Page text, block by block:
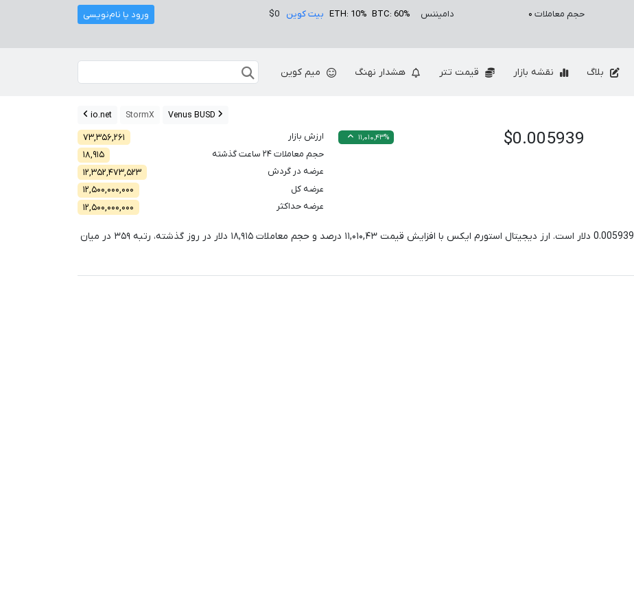
حجم معاملات ۰ دامیننس BTC: 60%
ETH: 10% بیت کوین $0 ورود یا نام‌نویسی
بلاگ نقشه بازار قیمت تتر هشدار نهنگ میم کوین
StormX
io.net
$0.005939 ۱۱,۰۱۰,۴۳% ارزش بازار
۷۳,۳۵۶,۲۶۱
حجم معاملات ۲۴ ساعت گذشته
۱۸,۹۱۵
عرضه در گردش
۱۲,۳۵۲,۴۷۳,۵۲۳
عرضه کل
۱۲,۵۰۰,۰۰۰,۰۰۰
عرضه حداکثر
۱۲,۵۰۰,۰۰۰,۰۰۰
0.005939 دلار است. ارز دیجیتال استورم ایکس با افزایش قیمت۱۱,۰۱۰,۴۳ درصد و حجم معاملات۱۸,۹۱۵ دلار در روز گذشته، رتبه۳۵۹ در میان